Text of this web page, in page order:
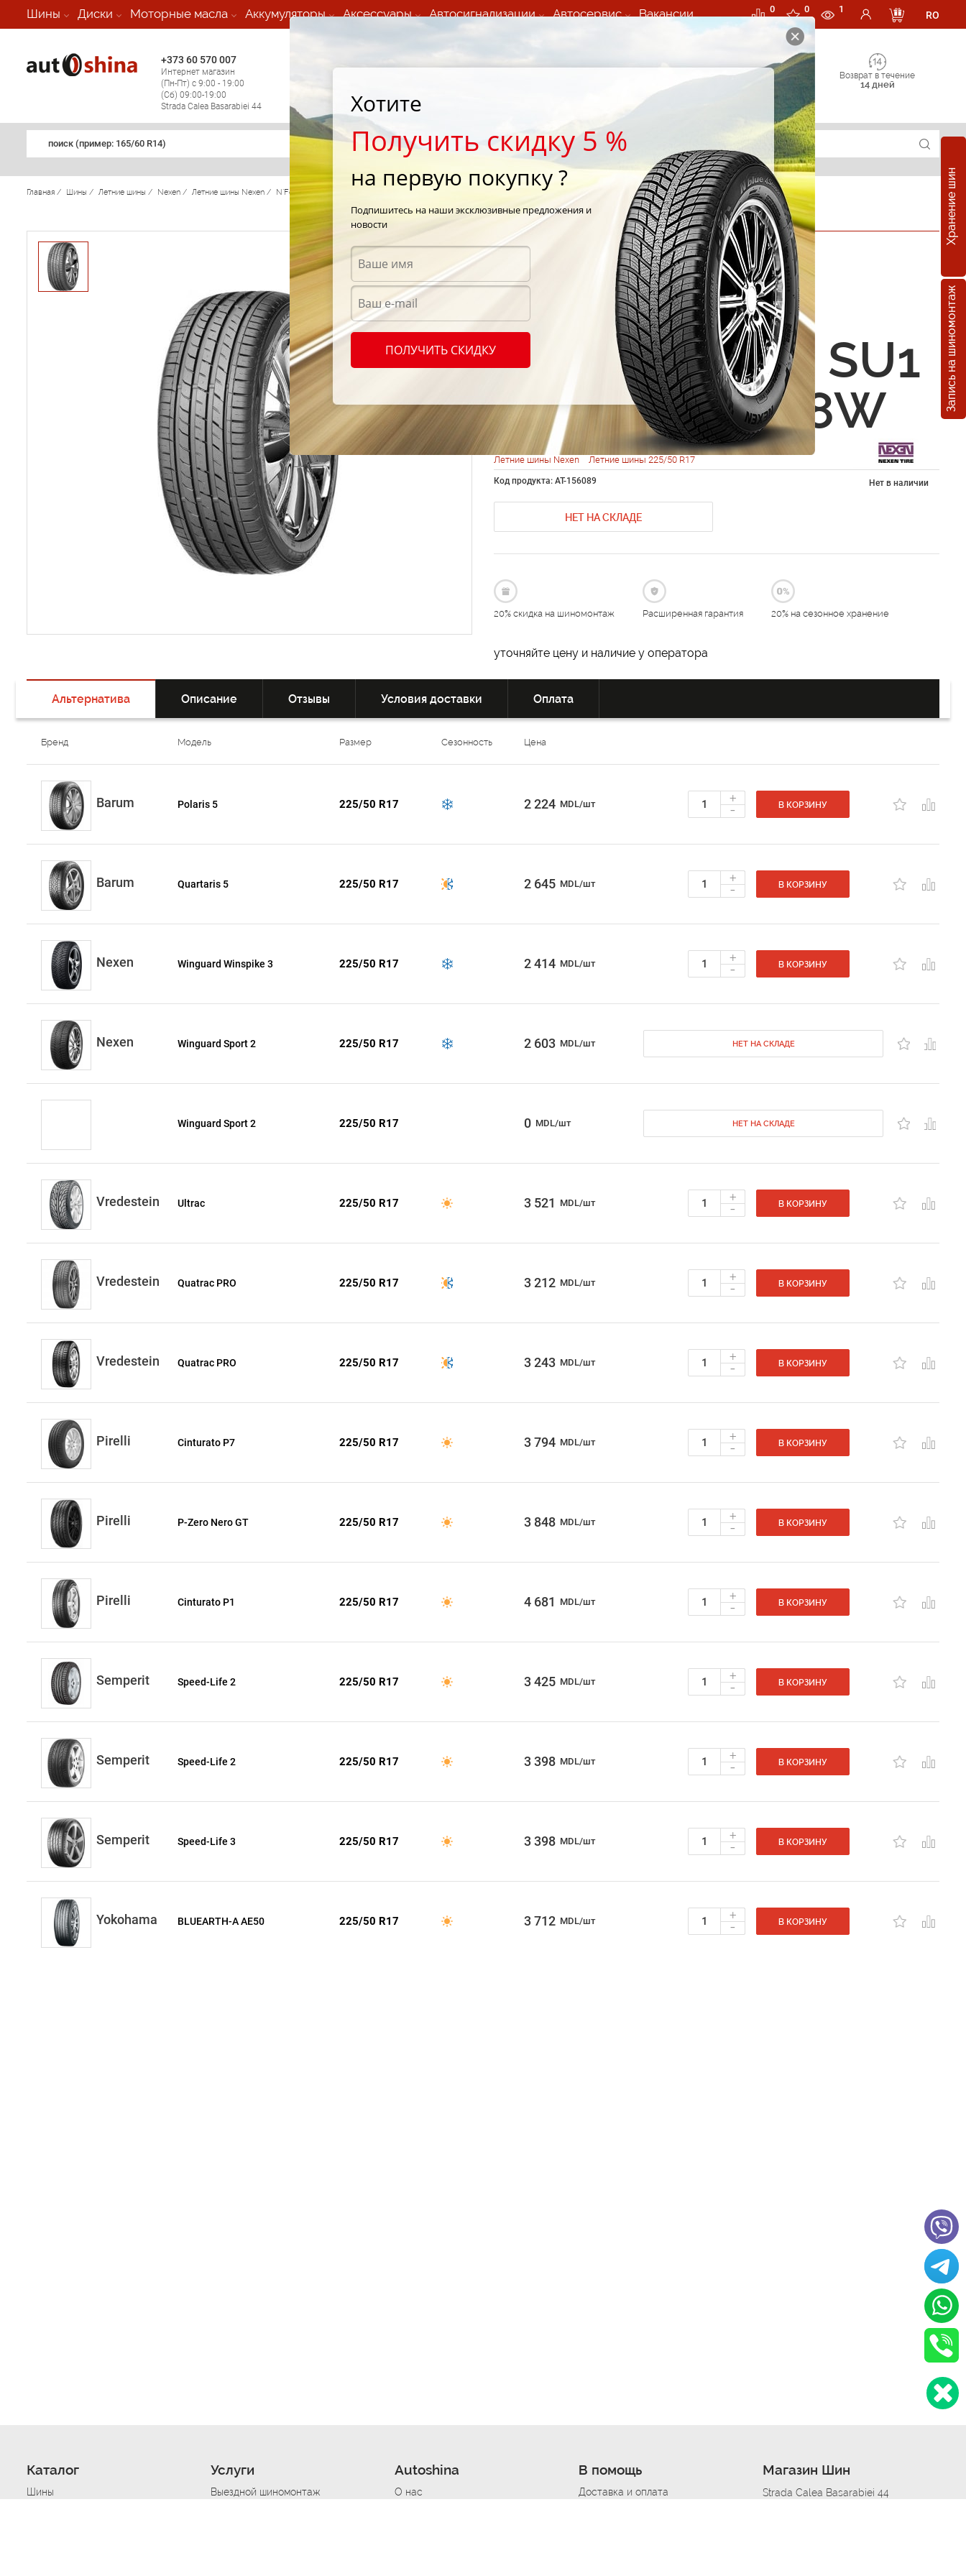
Шины Диски Моторные масла Аккумуляторы Аксессуары Автосигнализации Автосервис Вакансии 0 0 1
RO
+373 60 570 007
Интернет магазин
(Пн-Пт) с 9:00 - 19:00
(Сб) 09:00-19:00
Strada Calea Basarabiei 44
Мобильный шиномонтаж 24/7
Возврат в течение
14 дней
поиск (примеp: 165/60 R14)
Хранение шин
Запись на шиномонтаж
Главная / Шины / Летние шины / Nexen / Летние шины Nexen / N`Fera SU1/ Nexen N`Fera SU1 225/50 R17 98W
ОФИЦИАЛЬНЫЙ ДИЛЕР
Летние шины
Nexen N`Fera SU1
225/50 R17 98W
Летние шины Nexen Летние шины 225/50 R17
Код продукта: AT-156089 Нет в наличии
НЕТ НА СКЛАДЕ
20% скидка на шиномонтаж Расширенная гарантия 20% на сезонное хранение
уточняйте цену и наличие у оператора
Альтернатива Описание Отзывы Условия доставки Оплата
Бренд Модель Размер Сезонность Цена
Barum Polaris 5 225/50 R17 2 224 MDL/шт +
- В КОРЗИНУ
Barum Quartaris 5 225/50 R17 2 645 MDL/шт +
- В КОРЗИНУ
Nexen Winguard Winspike 3 225/50 R17 2 414 MDL/шт +
- В КОРЗИНУ
Nexen Winguard Sport 2 225/50 R17 2 603 MDL/шт НЕТ НА СКЛАДЕ
Winguard Sport 2 225/50 R17 0 MDL/шт НЕТ НА СКЛАДЕ
Vredestein Ultrac 225/50 R17 3 521 MDL/шт +
- В КОРЗИНУ
Vredestein Quatrac PRO 225/50 R17 3 212 MDL/шт +
- В КОРЗИНУ
Vredestein Quatrac PRO 225/50 R17 3 243 MDL/шт +
- В КОРЗИНУ
Pirelli Cinturato P7 225/50 R17 3 794 MDL/шт +
- В КОРЗИНУ
Pirelli P-Zero Nero GT 225/50 R17 3 848 MDL/шт +
- В КОРЗИНУ
Pirelli Cinturato P1 225/50 R17 4 681 MDL/шт +
- В КОРЗИНУ
Semperit Speed-Life 2 225/50 R17 3 425 MDL/шт +
- В КОРЗИНУ
Semperit Speed-Life 2 225/50 R17 3 398 MDL/шт +
- В КОРЗИНУ
Semperit Speed-Life 3 225/50 R17 3 398 MDL/шт +
- В КОРЗИНУ
Yokohama BLUEARTH-A AE50 225/50 R17 3 712 MDL/шт +
- В КОРЗИНУ
Каталог
Шины
Услуги
Выездной шиномонтаж
Autoshina
О нас
В помощь
Доставка и оплата
Магазин Шин
Strada Calea Basarabiei 44
Хотите
Получить скидку 5 %
на первую покупку ?
Подпишитесь на наши эксклюзивные предложения и
новости
ПОЛУЧИТЬ СКИДКУ